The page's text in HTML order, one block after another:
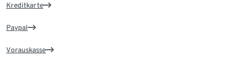
Kreditkarte
Paypal
Vorauskasse